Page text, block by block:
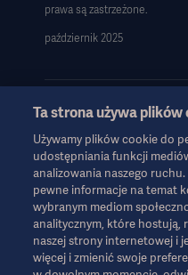
Strategia podatkowa 2023
prawa są zastrzeżone.
październik 2025
Informacje te są
zdrowia lub innych
wyłącznie informacyjny, nie
ich traktować jako
serwisowej lub porady
odpowiedzialności za
jakiejkolwiek strony oparte
Ta strona używa plików
Używamy plików cookie do
udostępniania funkcji
analizowania naszego
pewne informacje na temat
wybranym mediom
analitycznym, które hostują,
naszej strony internetowej i
więcej i zmienić swoje